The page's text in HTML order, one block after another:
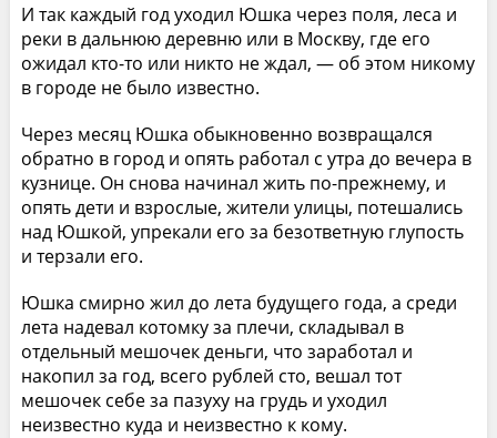
И так каждый год уходил Юшка через поля, леса и
реки в дальнюю деревню или в Москву, где его
ожидал кто-то или никто не ждал, — об этом никому
в городе не было известно.
Через месяц Юшка обыкновенно возвращался
обратно в город и опять работал с утра до вечера в
кузнице. Он снова начинал жить по-прежнему, и
опять дети и взрослые, жители улицы, потешались
над Юшкой, упрекали его за безответную глупость
и терзали его.
Юшка смирно жил до лета будущего года, а среди
лета надевал котомку за плечи, складывал в
отдельный мешочек деньги, что заработал и
накопил за год, всего рублей сто, вешал тот
мешочек себе за пазуху на грудь и уходил
неизвестно куда и неизвестно к кому.